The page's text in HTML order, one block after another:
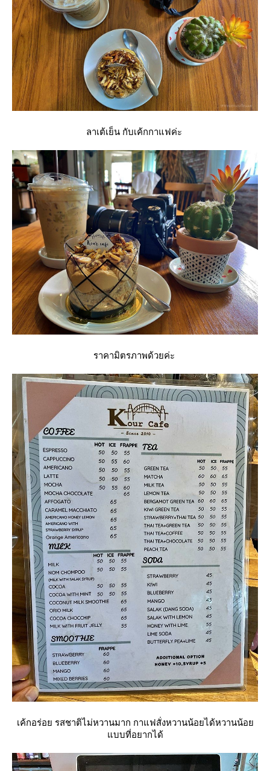
ลาเต้เย็น กับเค้กกาแฟค่ะ
ราคามิตรภาพด้วยค่ะ
เค้กอร่อย รสชาติไม่หวานมาก กาแฟสั่งหวานน้อยได้หวานน้อ
บบที่อยากได้